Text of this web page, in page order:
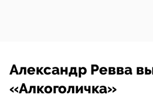
Александр Ревва
«Алкоголичка»